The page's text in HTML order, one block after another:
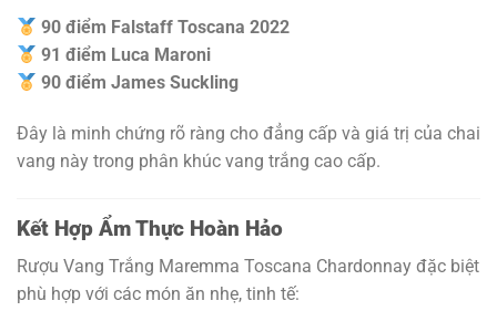
90 điểm Falstaff Toscana 2022
91 điểm Luca Maroni
90 điểm James Suckling
Đây là minh chứng rõ ràng cho đẳng cấp và giá trị của chai
vang này trong phân khúc vang trắng cao cấp.
Kết Hợp Ẩm Thực Hoàn Hảo
Rượu Vang Trắng Maremma Toscana Chardonnay đặc biệt
phù hợp với các món ăn nhẹ, tinh tế: